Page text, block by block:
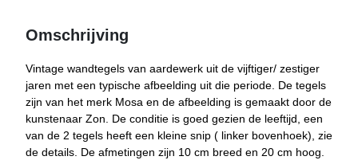
Omschrijving
Vintage wandtegels van aardewerk uit de vijftiger/ zestiger
jaren met een typische afbeelding uit die periode. De tegels
zijn van het merk Mosa en de afbeelding is gemaakt door de
kunstenaar Zon. De conditie is goed gezien de leeftijd, een
van de 2 tegels heeft een kleine snip ( linker bovenhoek), zie
de details. De afmetingen zijn 10 cm breed en 20 cm hoog.